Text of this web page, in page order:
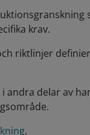
krav.
riktlinjer
delar av
.